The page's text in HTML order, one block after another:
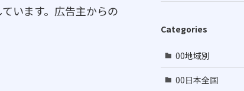
います。広告主からの
Categories
00地域別
00日本全国